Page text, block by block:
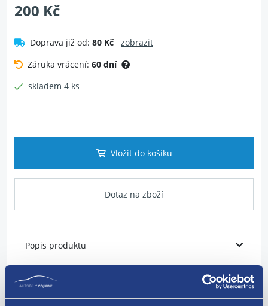
200 Kč
Doprava již od: 80 Kč
zobrazit
Záruka vrácení: 60 dní
skladem 4 ks
Vložit do košíku
Dotaz na zboží
Popis produktu
vstřikovací tryska